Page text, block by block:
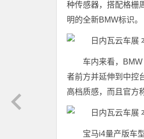
种传感器，搭配格栅
明的全新BMW标识。
车内来看，
者前方并延伸到中控
高档质感，而且官方
宝马i4量产版车